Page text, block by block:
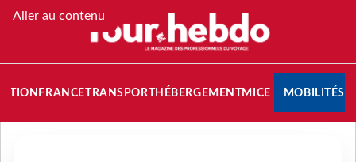
Aller au contenu
FRANCETRANSPORT HÉBERGEMENTMICE MOBILITÉS